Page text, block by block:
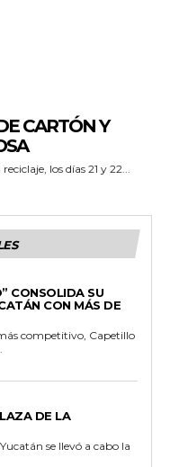
CARTÓN Y
los días 21 y 22...
CONSOLIDA SU
CON MÁS DE
competitivo, Capetillo
DE LA
se llevó a cabo la